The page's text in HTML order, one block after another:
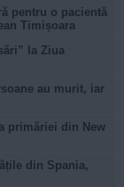
pentru o pacientă
Timișoara
la Ziua
au murit, iar
primăriei din New
din Spania,